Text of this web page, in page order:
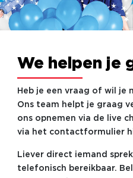
We helpen je
Heb je een vraag of wil je
Ons team helpt je graag
ons opnemen via de live
via het contactformulier
Liever direct iemand
telefonisch bereikbaar.